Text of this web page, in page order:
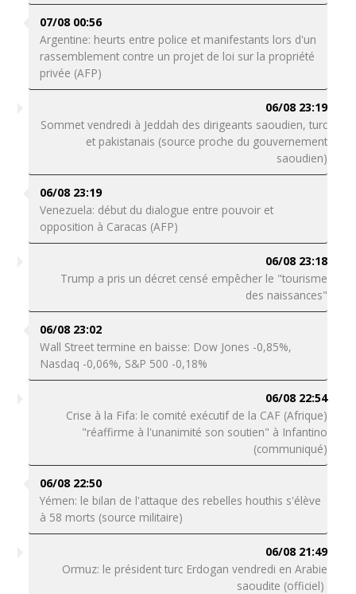
07/08 00:56
Argentine: heurts entre police et manifestants lors d'un
rassemblement contre un projet de loi sur la propriété
privée (AFP)
06/08 23:19
Sommet vendredi à Jeddah des dirigeants saoudien, turc
et pakistanais (source proche du gouvernement
saoudien)
06/08 23:19
Venezuela: début du dialogue entre pouvoir et
opposition à Caracas (AFP)
06/08 23:18
Trump a pris un décret censé empêcher le "tourisme
des naissances"
06/08 23:02
Wall Street termine en baisse: Dow Jones -0,85%,
Nasdaq -0,06%, S&P 500 -0,18%
06/08 22:54
Crise à la Fifa: le comité exécutif de la CAF (Afrique)
"réaffirme à l'unanimité son soutien" à Infantino
(communiqué)
06/08 22:50
Yémen: le bilan de l'attaque des rebelles houthis s'élève
à 58 morts (source militaire)
06/08 21:49
Ormuz: le président turc Erdogan vendredi en Arabie
saoudite (officiel)